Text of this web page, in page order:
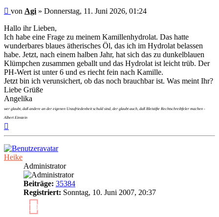
Ungelesener
von Agi » Donnerstag, 11. Juni 2026, 01:24
Hallo ihr Lieben,
Ich habe eine Frage zu meinem Kamillenhydrolat. Das hatte
wunderbares blaues ätherisches Öl, das ich im Hydrolat belassen
habe. Jetzt, nach einem halben Jahr, hat sich das zu dunkelblauen
Klümpchen zusammen geballt und das Hydrolat ist leicht trüb. Der
PH-Wert ist unter 6 und es riecht fein nach Kamille.
Jetzt bin ich verunsichert, ob das noch brauchbar ist. Was meint Ihr?
Liebe Grüße
Angelika
wer glaubt, daß andere an der eigenen Unzufriedenheit schuld sind, der glaubt auch, daß Bleistifte Rechtschreibfeler machen -
Albert Einstein
Heike
Administrator
Beiträge: 35384
Registriert: Sonntag, 10. Juni 2007, 20:37
19